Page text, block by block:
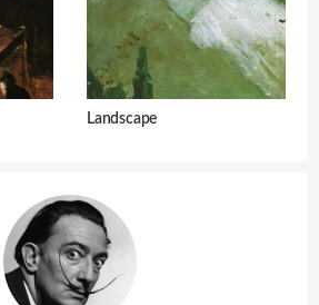
Landscape